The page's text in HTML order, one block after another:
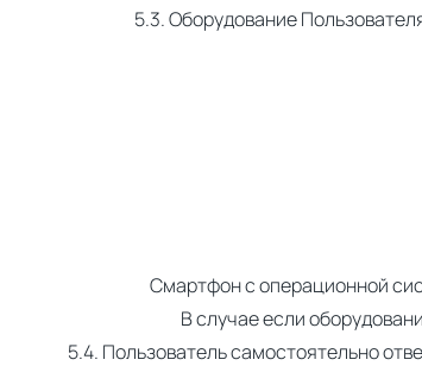
5.3. Оборудование
Смартфон с операционной
В случае если
5.4. Пользователь самостоятельно